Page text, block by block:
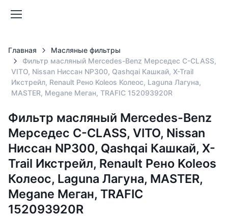
Главная
Масляные фильтры
Фильтр масляный Mercedes-Benz Мерседес C-CLASS,
VITO, Nissan Ниссан NP300, Qashqai Кашкай, X-Trail
Икстрейл, Renault Рено Koleos Колеос, Laguna Лагуна,
MASTER, Megane Меган, TRAFIC 152093920R
Фильтр масляный Mercedes-Benz
Мерседес C-CLASS, VITO, Nissan
Ниссан NP300, Qashqai Кашкай, X-
Trail Икстрейл, Renault Рено Koleos
Колеос, Laguna Лагуна, MASTER,
Megane Меган, TRAFIC
152093920R